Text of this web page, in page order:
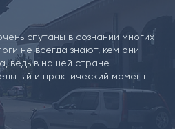
спутаны в сознании многих
не всегда знают, кем они
ведь в нашей стране
и практический момент